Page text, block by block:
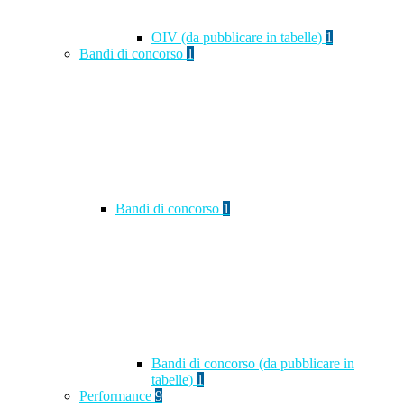
OIV (da pubblicare in tabelle) 1
Bandi di concorso 1
Bandi di concorso 1
Bandi di concorso (da pubblicare in
tabelle) 1
Performance 9